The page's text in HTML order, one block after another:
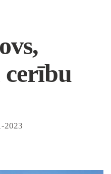
cerību
2023